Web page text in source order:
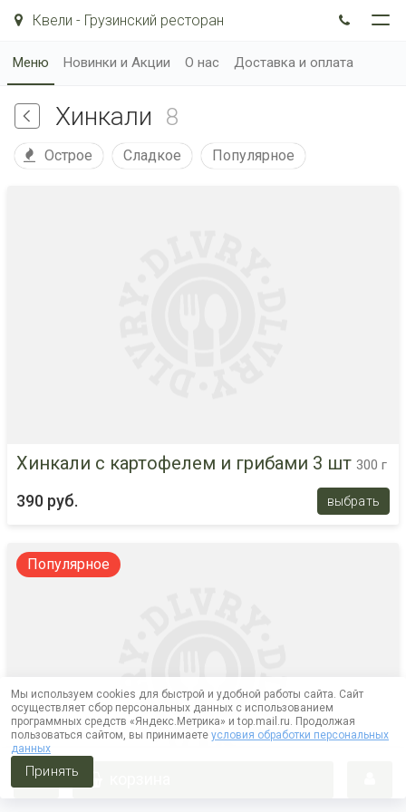
Квели - Грузинский ресторан
Меню Новинки и Акции О нас Доставка и оплата
Хинкали 8
Острое Сладкое Популярное
Хинкали с картофелем и грибами 3 шт 300 г
390 руб. выбрать
Популярное
Мы используем cookies для быстрой и удобной работы сайта. Сайт
осуществляет сбор персональных данных с использованием
программных средств «Яндекс.Метрика» и top.mail.ru. Продолжая
пользоваться сайтом, вы принимаете условия обработки персональных
данных
Принять